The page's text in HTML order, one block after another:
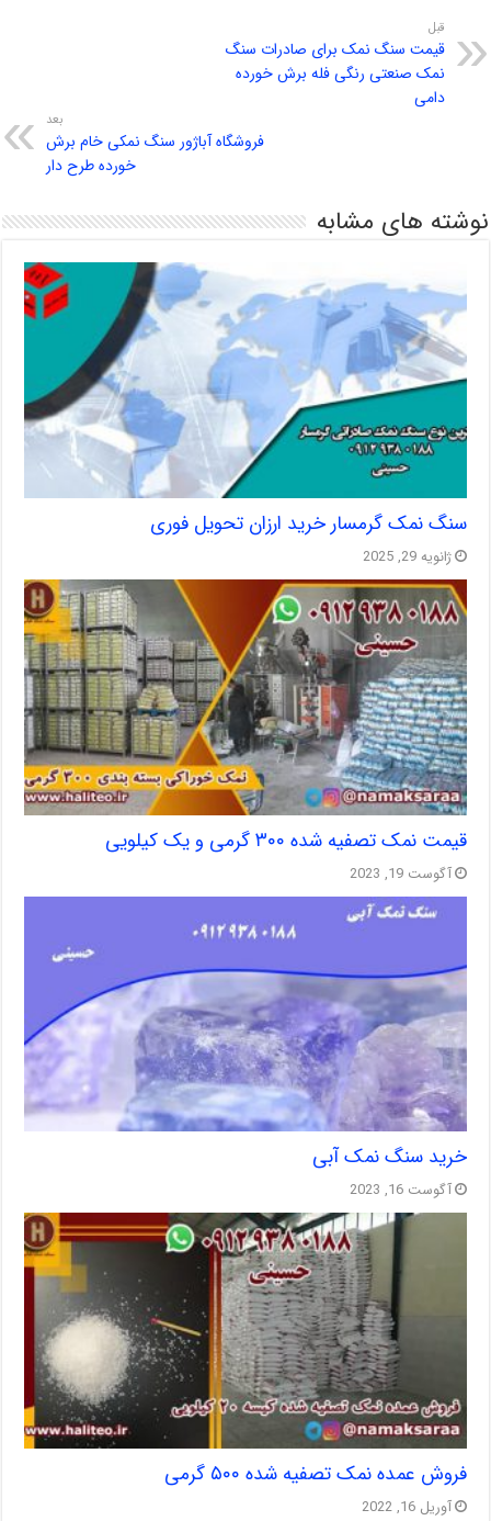
قبل
قیمت سنگ نمک برای صادرات سنگ
نمک صنعتی رنگی فله برش خورده
دامی
بعد
فروشگاه آباژور سنگ نمکی خام برش
خورده طرح دار
نوشته های مشابه
سنگ نمک گرمسار خرید ارزان تحویل فوری
ژانویه 29, 2025
قیمت نمک تصفیه شده ۳۰۰ گرمی و یک کیلویی
آگوست 19, 2023
خرید سنگ نمک آبی
آگوست 16, 2023
فروش عمده نمک تصفیه شده ۵۰۰ گرمی
آوریل 16, 2022